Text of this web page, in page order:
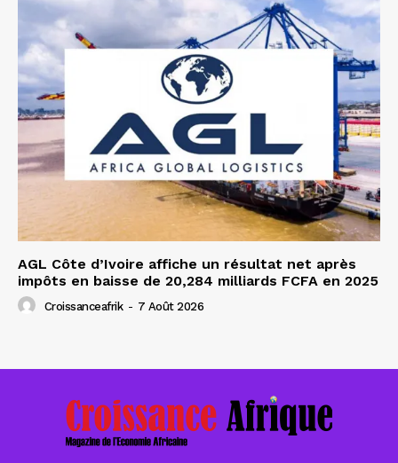
AGL Côte d’Ivoire affiche un résultat net après
impôts en baisse de 20,284 milliards FCFA en 2025
Croissanceafrik - 7 Août 2026